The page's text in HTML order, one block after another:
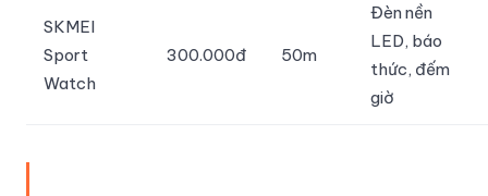
SKMEI
Sport
Watch
300.000đ 50m
Đèn nền
LED, báo
thức, đếm
giờ